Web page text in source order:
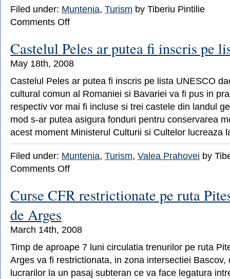
Filed under: Muntenia, Turism by Tiberiu Pintilie
Comments Offon
schitului
Sf.
Ana
la
Cota
1400,
Sinaia
Castelul Peles ar putea fi inscris pe
May 18th, 2008
Castelul Peles ar putea fi inscris pe lista UNESCO
cultural comun al Romaniei si Bavariei va fi pus in
respectiv vor mai fi incluse si trei castele din landul
mod s-ar putea asigura fonduri pentru conservarea
acest moment Ministerul Culturii si Cultelor lucreaza
Filed under: Muntenia, Turism, Valea Prahovei by
Comments Offon
ar
putea
pe
UNESCO
Curse CFR restrictionate pe ruta
de Arges
March 14th, 2008
Timp de aproape 7 luni circulatia trenurilor pe ruta
Arges va fi restrictionata, in zona intersectiei Bascov,
lucrarilor la un pasaj subteran ce va face legatura